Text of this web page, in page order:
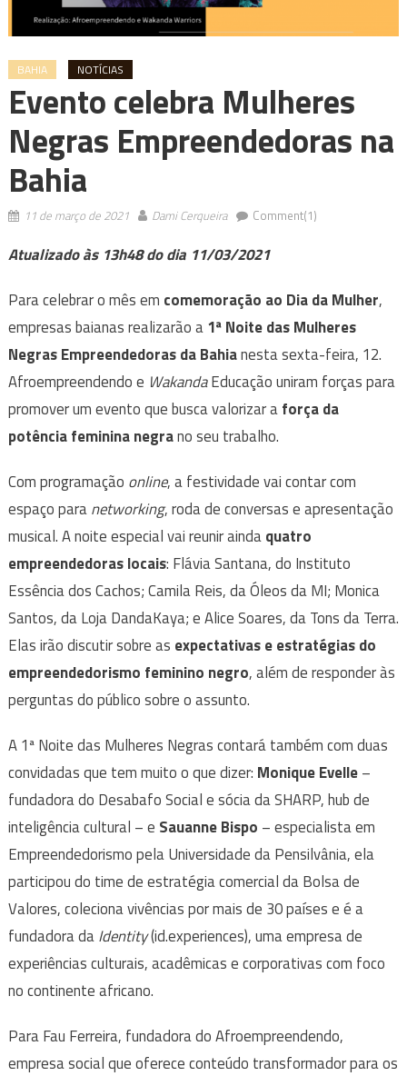
BAHIA NOTÍCIAS
Evento celebra Mulheres
Negras Empreendedoras na
Bahia
11 de março de 2021 Dami Cerqueira Comment(1)
Atualizado às 13h48 do dia 11/03/2021
Para celebrar o mês em comemoração ao Dia da Mulher,
empresas baianas realizarão a1ª Noite das Mulheres
Negras Empreendedoras da Bahianesta sexta-feira, 12.
Afroempreendendo e WakandaEducação uniram forças para
promover um evento que busca valorizar aforça da
potência feminina negrano seu trabalho.
Com programação online, a festividade vai contar com
espaço paranetworking, roda de conversas e apresentação
musical.A noite especial vai reunir aindaquatro
empreendedoras locais: Flávia Santana, do Instituto
Essência dos Cachos; Camila Reis, da Óleos da MI; Monica
Santos, da Loja DandaKaya; e Alice Soares, da Tons da Terra.
Elas irão discutir sobre as expectativas e estratégias do
empreendedorismo feminino negro, além de responder às
perguntas do público sobre o assunto.
A 1ª Noite das Mulheres Negras contará também com duas
convidadas que tem muito o que dizer: Monique Evelle–
fundadora do Desabafo Social e sócia da SHARP, hub de
inteligência cultural – e Sauanne Bispo – especialista em
Empreendedorismo pela Universidade da Pensilvânia, ela
participou do time de estratégia comercial da Bolsa de
Valores, coleciona vivências por mais de 30 países e é a
fundadora daIdentity(id.experiences), uma empresa de
experiências culturais, acadêmicas e corporativas com foco
no continente africano.
Para Fau Ferreira, fundadora do Afroempreendendo,
empresa social que oferece conteúdo transformador para os